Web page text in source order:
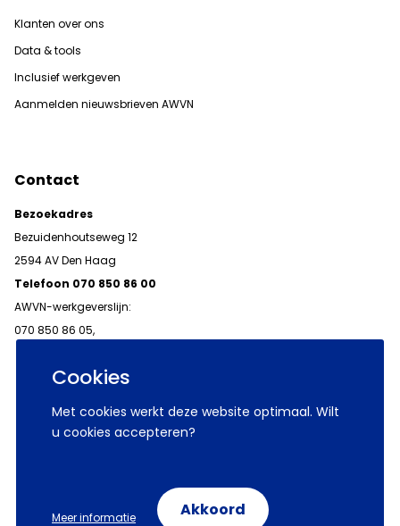
Cookies
Met cookies werkt deze website optimaal. Wilt
u cookies accepteren?
Meer informatie Akkoord
Klanten over ons
Data & tools
Inclusief werkgeven
Aanmelden nieuwsbrieven AWVN
Contact
Bezoekadres
Bezuidenhoutseweg 12
2594 AV Den Haag
Telefoon 070 850 86 00
AWVN-werkgeverslijn:
070 850 86 05,
© 2026 AWVN
Volg ons op: